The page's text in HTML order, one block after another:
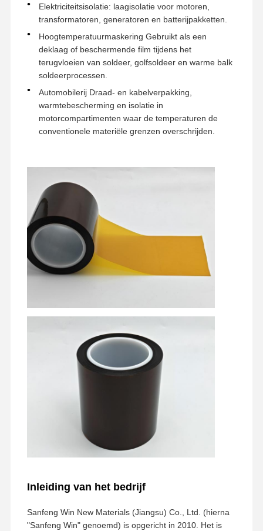
Fabrieksreis Kwaliteitscont Contacteer
Ga Nu
huisdier tape
Tweezijdige Band
PTFE-band
Pi-tape
Pi-film
vrijlatingsfilm
Geperforeerde band
Elektriciteitsisolatie: laagisolatie voor motoren,
transformatoren, generatoren en batterijpakketten.
Hoogtemperatuurmaskering Gebruikt als een
deklaag of beschermende film tijdens het
terugvloeien van soldeer, golfsoldeer en warme balk
soldeerprocessen.
Automobilerij Draad- en kabelverpakking,
warmtebescherming en isolatie in
motorcompartimenten waar de temperaturen de
conventionele materiële grenzen overschrijden.
Inleiding van het bedrijf
Sanfeng Win New Materials (Jiangsu) Co., Ltd. (hierna
"Sanfeng Win" genoemd) is opgericht in 2010. Het is